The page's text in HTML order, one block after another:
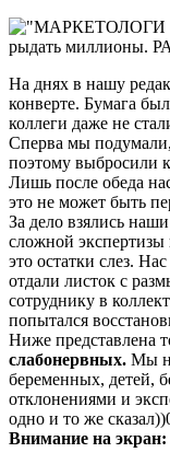
На днях в нашу
конверте. Бумага
коллеги даже не
Сперва мы подумали,
поэтому выбросили
Лишь после обеда
это не может быть
За дело взялись
сложной экспертизы
это остатки слез.
отдали листок с
сотруднику в
попытался
Ниже представлена
слабонервных. Мы
беременных, детей,
отклонениями и
одно и то же
Внимание на экран: